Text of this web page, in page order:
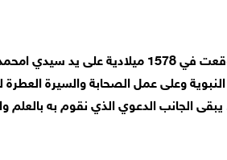
وعلى عمل الصحابة والسيرة
يبقى الجانب الدعوي الذي نقوم به